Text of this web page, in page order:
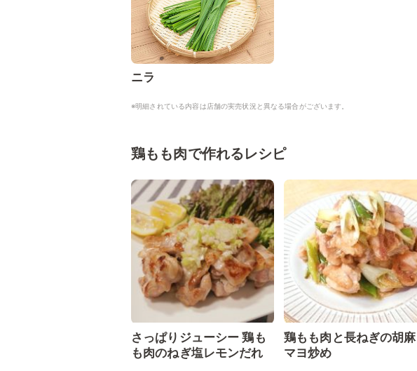
ニラ
※明細されている内容は店舗の実売状況と異なる場合がございます。
鶏もも肉で作れるレシピ
さっぱりジューシー 鶏も
も肉のねぎ塩レモンだれ
鶏もも肉と長ねぎの胡麻
マヨ炒め